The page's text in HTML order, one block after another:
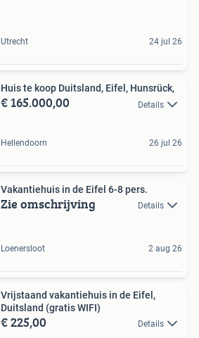
Utrecht 24 jul 26
Huis te koop Duitsland, Eifel, Hunsrück,
€ 165.000,00 Details
Hellendoorn 26 jul 26
Vakantiehuis in de Eifel 6-8 pers.
Zie omschrijving Details
Loenersloot 2 aug 26
Vrijstaand vakantiehuis in de Eifel,
Duitsland (gratis WIFI)
€ 225,00 Details